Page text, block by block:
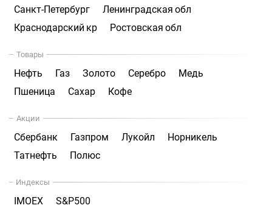
Санкт-Петербург
Ленинградская обл
Краснодарский кр
Ростовская обл
Товары
Нефть Газ Золото Серебро
Медь
Пшеница
Сахар Кофе
Акции
Сбербанк Газпром Лукойл
Норникель
Татнефть
Полюс
Индексы
IMOEX S&P500